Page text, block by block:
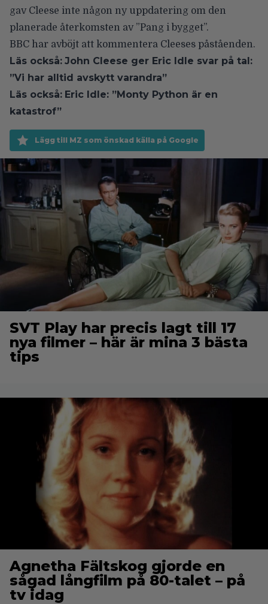
gav Cleese inte någon ny uppdatering om den
planerade återkomsten av ”Pang i bygget”.
BBC har avböjt att kommentera Cleeses påståenden.
Läs också: John Cleese ger Eric Idle svar på tal:
”Vi har alltid avskytt varandra”
Läs också: Eric Idle: ”Monty Python är en
katastrof”
Lägg till MZ som önskad källa på Google
SVT Play har precis lagt till 17
nya filmer – här är mina 3 bästa
tips
Agnetha Fältskog gjorde en
sågad långfilm på 80-talet – på
tv idag